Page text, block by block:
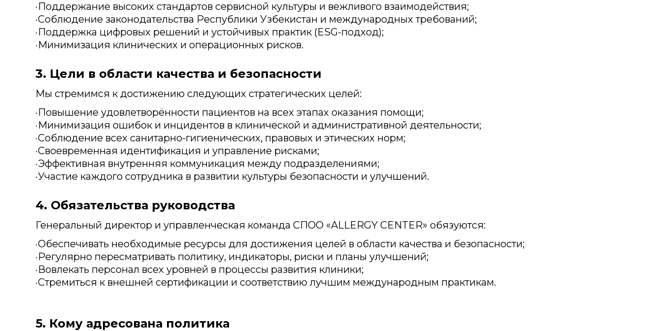
·Поддержание высоких стандартов сервисной культуры и вежливого взаимодействия;
·Соблюдение законодательства Республики Узбекистан и международных требований;
·Поддержка цифровых решений и устойчивых практик (ESG-подход);
·Минимизация клинических и операционных рисков.
5. Кому адресована политика
3. Цели в области качества и безопасности
Мы стремимся к достижению следующих стратегических целей:
·Повышение удовлетворённости пациентов на всех этапах оказания помощи;
·Минимизация ошибок и инцидентов в клинической и административной деятельности;
·Соблюдение всех санитарно-гигиенических, правовых и этических норм;
·Своевременная идентификация и управление рисками;
·Эффективная внутренняя коммуникация между подразделениями;
·Участие каждого сотрудника в развитии культуры безопасности и улучшений.
4. Обязательства руководства
Генеральный директор и управленческая команда СПОО «ALLERGY CENTER» обязуются:
·Обеспечивать необходимые ресурсы для достижения целей в области качества и безопасности;
·Регулярно пересматривать политику, индикаторы, риски и планы улучшений;
·Вовлекать персонал всех уровней в процессы развития клиники;
·Стремиться к внешней сертификации и соответствию лучшим международным практикам.